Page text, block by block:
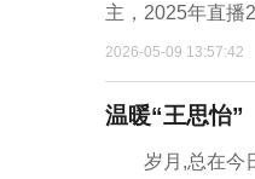
主，2025年直播
2026-05-09 13:57:42
温暖“王思怡”
岁月,总在今日